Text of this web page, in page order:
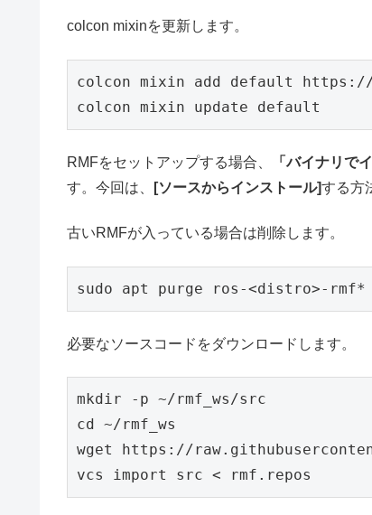
colcon mixinを更新します。
colcon mixin add default https://
colcon mixin update default
RMFをセットアップする場合、 「バイナリで
す。今回は、
[ソースからインストール]する方
古いRMFが入っている場合は削除します。
sudo apt purge ros-<distro>-rmf*
必要なソースコードをダウンロードします。
mkdir -p ~
cd
~/rmf_ws
wget https://
vcs import src < rmf.repos